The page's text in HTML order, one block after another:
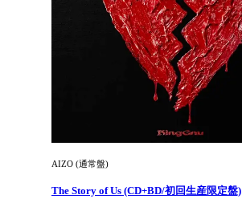
AIZO (通常盤)
The Story of Us (CD+BD/初回生産限定盤)